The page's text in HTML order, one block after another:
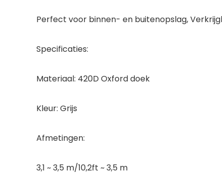
Perfect voor binnen- en buitenopslag,
Specificaties:
Materiaal: 420D Oxford doek
Kleur: Grijs
Afmetingen:
3,1 ~ 3,5 m/10,2ft ~ 3,5 m